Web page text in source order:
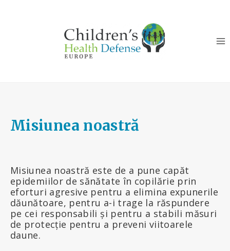
Misiunea noastră
Misiunea noastră este de a pune capăt
epidemiilor de sănătate în copilărie prin
eforturi agresive pentru a elimina expunerile
dăunătoare, pentru a-i trage la răspundere
pe cei responsabili și pentru a stabili măsuri
de protecție pentru a preveni viitoarele
daune.